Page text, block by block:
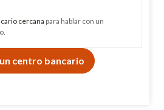
cercana para hablar con un
centro bancario